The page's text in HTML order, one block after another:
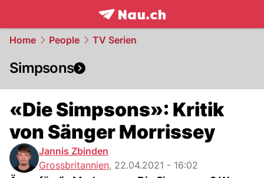
frontpage.NAU.ch
Home People TV Serien
Simpsons
«Die Simpsons»: Kritik
von Sänger Morrissey
Jannis Zbinden
Grossbritannien, 22.04.2021 - 16:02